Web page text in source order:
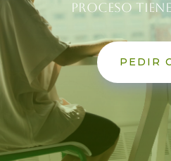
proceso
PEDIR